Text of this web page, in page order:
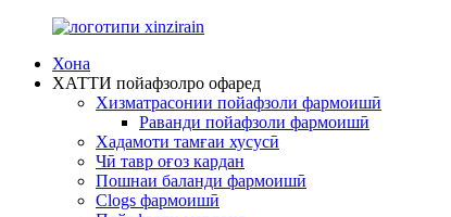
Хона
ХАТТИ пойафзолро офаред
Хизматрасонии пойафзоли фармоишӣ
Раванди пойафзоли фармоишӣ
Хадамоти тамғаи хусусӣ
Чӣ тавр оғоз кардан
Пошнаи баланди фармоишӣ
Clogs фармоишӣ